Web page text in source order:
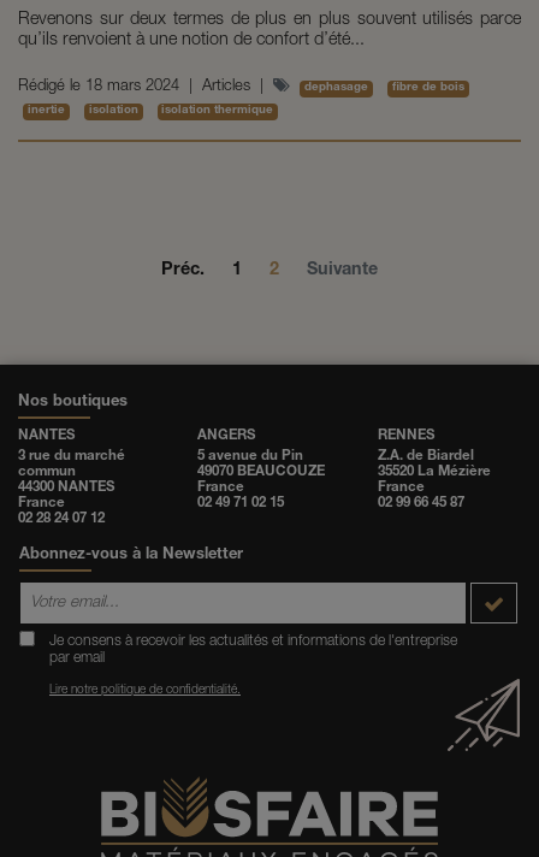
Revenons sur deux termes de plus en plus souvent utilisés parce
qu’ils renvoient à une notion de confort d’été...
Rédigé le 18 mars 2024 Articles dephasage
fibre de bois
inertie
isolation isolation thermique
Préc. 1 2 Suivante
Nos boutiques
NANTES
3 rue du marché
commun
44300 NANTES
France
02 28 24 07 12
ANGERS
5 avenue du Pin
49070 BEAUCOUZE
France
02 49 71 02 15
RENNES
Z.A. de Biardel
35520 La Mézière
France
02 99 66 45 87
Abonnez-vous à la Newsletter
Je consens à recevoir les actualités et informations de l'entreprise
par email
Lire notre politique de confidentialité.